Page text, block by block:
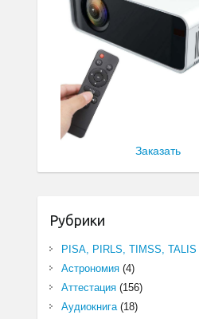
Заказать
Рубрики
PISA, PIRLS, TIMSS, TALIS
Астрономия(4)
Аттестация(156)
Аудиокнига(18)